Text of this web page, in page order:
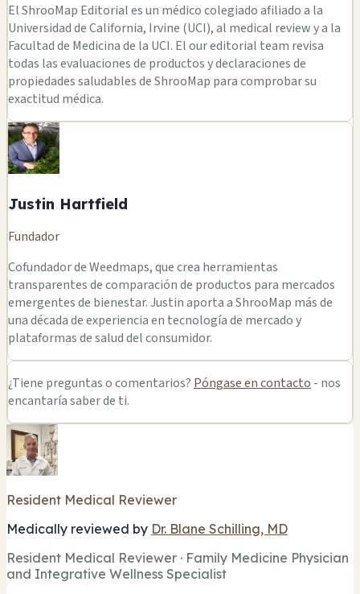
El ShrooMap Editorial es un médico colegiado afiliado a la
Universidad de California, Irvine (UCI), al medical review y a la
Facultad de Medicina de la UCI. El our editorial team revisa
todas las evaluaciones de productos y declaraciones de
propiedades saludables de ShrooMap para comprobar su
exactitud médica.
Justin Hartfield
Fundador
Cofundador de Weedmaps, que crea herramientas
transparentes de comparación de productos para mercados
emergentes de bienestar. Justin aporta a ShrooMap más de
una década de experiencia en tecnología de mercado y
plataformas de salud del consumidor.
¿Tiene preguntas o comentarios?Póngase en contacto- nos
encantaría saber de ti.
Resident Medical Reviewer
Medically reviewed by Dr. Blane Schilling, MD
Resident Medical Reviewer · Family Medicine Physician
and Integrative Wellness Specialist